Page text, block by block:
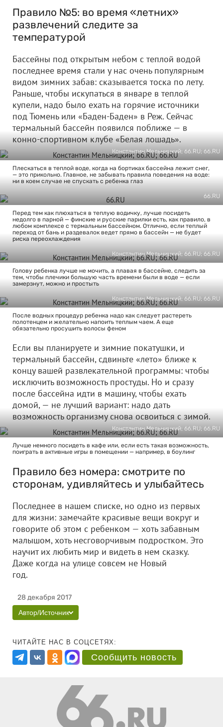
Правило №5: во время «летних»
развлечений следите за
температурой
Бассейны под открытым небом с теплой водой
последнее время стали у нас очень популярным
видом зимних забав: сказывается тоска по лету.
Раньше, чтобы искупаться в январе в теплой
купели, надо было ехать на горячие источники
под Тюмень или «Баден-Баден» в Реж. Сейчас
термальный бассейн появился поближе — в
конно-спортивном клубе «Белая лошадь».
Константин Мельницкий; 66.RU; 66.RU
Плескаться в теплой воде, когда на бортиках бассейна лежит снег,
— это прикольно. Главное, не забывать правила поведения на воде:
ни в коем случае не спускать с ребенка глаз
66.RU
Перед тем как плюхаться в теплую водичку, лучше посидеть
недолго в парной — финские и русские парилки есть, как правило, в
любом комплексе с термальным бассейном. Отлично, если теплый
переход от бань и раздевалок ведет прямо в бассейн — не будет
риска переохлаждения
Константин Мельницкий; 66.RU; 66.RU
Голову ребенка лучше не мочить, а плавая в бассейне, следить за
тем, чтобы плечики большую часть времени были в воде — если
замерзнут, можно и простыть
Константин Мельницкий; 66.RU; 66.RU
После водных процедур ребенка надо как следует растереть
полотенцем и желательно напоить теплым чаем. А еще
обязательно просушить волосы феном
Если вы планируете и зимние покатушки, и
термальный бассейн, сдвиньте «лето» ближе к
концу вашей развлекательной программы: чтобы
исключить возможность простуды. Но и сразу
после бассейна идти в машину, чтобы ехать
домой, — не лучший вариант: надо дать
возможность организму снова освоиться с зимой.
Константин Мельницкий; 66.RU; 66.RU
Лучше немного посидеть в кафе или, если есть такая возможность,
поиграть в активные игры в помещении — например, в боулинг
Правило без номера: смотрите по
сторонам, удивляйтесь и улыбайтесь
Последнее в нашем списке, но одно из первых
для жизни: замечайте красивые вещи вокруг и
говорите об этом с ребенком — хоть забавным
малышом, хоть несговорчивым подростком. Это
научит их любить мир и видеть в нем сказку.
Даже когда на улице совсем не Новый
год.
28 декабря 2017
Автор/Источник
ЧИТАЙТЕ НАС В СОЦСЕТЯХ:
Сообщить новость